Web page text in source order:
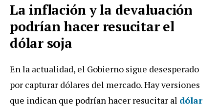
La inflación y la devaluación
podrían hacer resucitar el
dólar soja
En la actualidad, el Gobierno sigue desesperado
por capturar dólares del mercado. Hay versiones
que indican que podrían hacer resucitar al dólar